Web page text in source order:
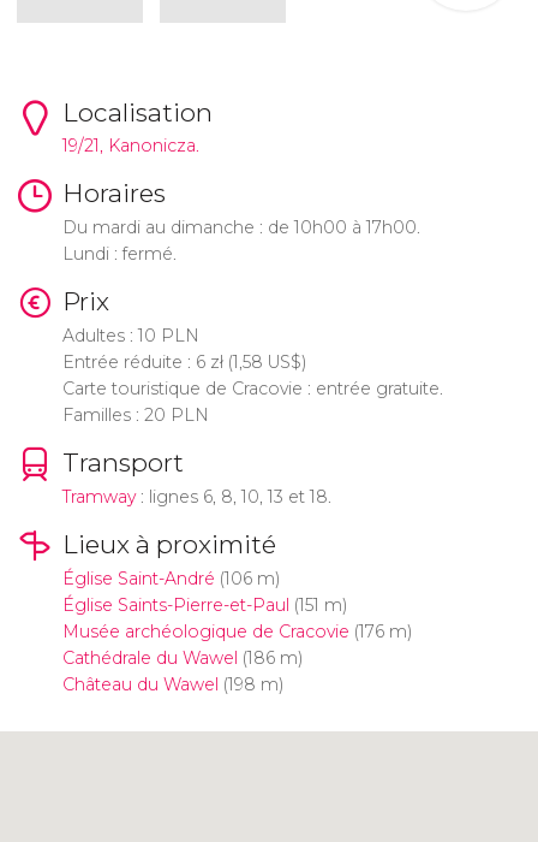
Localisation
19/21, Kanonicza.
Horaires
Du mardi au dimanche : de 10h00 à 17h00.
Lundi : fermé.
Prix
Adultes : 10 PLN
Entrée réduite : 6 zł(1,58 US$)
Carte touristique de Cracovie : entrée gratuite.
Familles : 20 PLN
Transport
Tramway: lignes 6, 8, 10, 13 et 18.
Lieux à proximité
Église Saint-André (106 m)
Église Saints-Pierre-et-Paul (151 m)
Musée archéologique de Cracovie (176 m)
Cathédrale du Wawel (186 m)
Château du Wawel (198 m)